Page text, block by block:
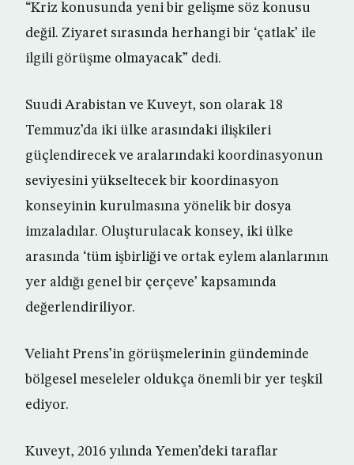
“Kriz konusunda yeni bir gelişme söz konusu
değil. Ziyaret sırasında herhangi bir ‘çatlak’ ile
ilgili görüşme olmayacak” dedi.
Suudi Arabistan ve Kuveyt, son olarak 18
Temmuz’da iki ülke arasındaki ilişkileri
güçlendirecek ve aralarındaki koordinasyonun
seviyesini yükseltecek bir koordinasyon
konseyinin kurulmasına yönelik bir dosya
imzaladılar. Oluşturulacak konsey, iki ülke
arasında ‘tüm işbirliği ve ortak eylem alanlarının
yer aldığı genel bir çerçeve’ kapsamında
değerlendiriliyor.
Veliaht Prens’in görüşmelerinin gündeminde
bölgesel meseleler oldukça önemli bir yer teşkil
ediyor.
Kuveyt, 2016 yılında Yemen’deki taraflar